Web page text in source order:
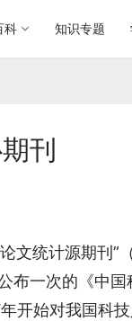
科 知识专题
刊
文统计源期刊
布一次的《中
开始对我国科